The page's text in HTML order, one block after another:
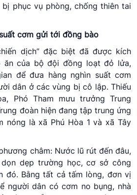
phục vụ phòng, chống thiên tai
cơm gửi tới đồng bào
dịch” đặc biệt đã được kích
ăn của bộ đội đồng loạt đỏ lửa,
để đưa hàng nghìn suất cơm
dân ở các vùng bị cô lập. Thiếu
Phó Tham mưu trưởng Trung
đoàn hiện đang tập trung ứng
nóng là xã Phú Hòa 1 và xã Tây
châm: Nước lũ rút đến đâu,
dẹp trường học, cơ sở công
đó. Bằng tất cả tấm lòng, đơn vị
người dân có cơm no bụng, nhà